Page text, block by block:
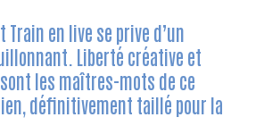
Train en live se prive d’un
Liberté créative et
les maîtres-mots de ce
définitivement taillé pour la